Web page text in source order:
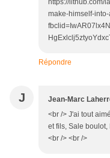
https://lithub.com/
make-himself-
Répondre
J Jean-Marc
<br /> J'ai tout
et fils, Sale boulot,
<br /> <br />